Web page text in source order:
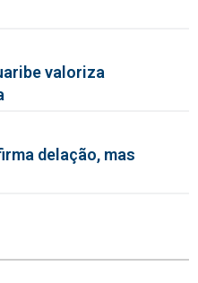
valoriza
delação, mas